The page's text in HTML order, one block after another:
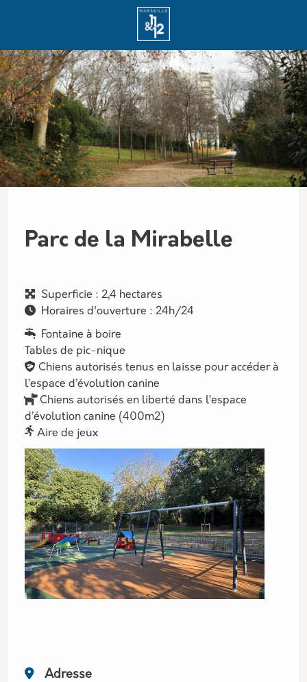
Parc de la Mirabelle
Superficie : 2,4 hectares
Horaires d'ouverture : 24h/24
Fontaine à boire
Tables de pic-nique
Chiens autorisés tenus en laisse pour accéder à
l’espace d’évolution canine
Chiens autorisés en liberté dans l’espace
d’évolution canine (400m2)
Aire de jeux
Adresse
Panneau de gestion des cookies